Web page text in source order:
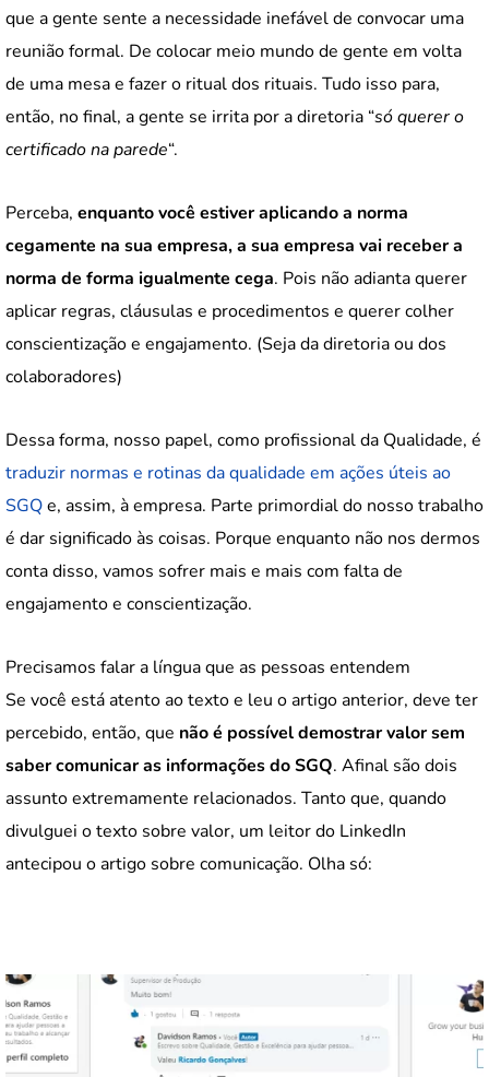
que a gente sente a necessidade inefável de convocar uma
reunião formal. De colocar meio mundo de gente em volta
de uma mesa e fazer o ritual dos rituais. Tudo isso para,
então, no final, a gente se irrita por a diretoria “só querer o
certificado na parede“.
Perceba, enquanto você estiver aplicando a norma
cegamente na sua empresa, a sua empresa vai receber a
norma de forma igualmente cega. Pois não adianta querer
aplicar regras, cláusulas e procedimentos e querer colher
conscientização e engajamento. (Seja da diretoria ou dos
colaboradores)
Dessa forma, nosso papel, como profissional da Qualidade, é
traduzir normas e rotinas da qualidade em ações úteis ao
SGQe, assim, à empresa. Parte primordial do nosso trabalho
é dar significado às coisas. Porque enquanto não nos dermos
conta disso, vamos sofrer mais e mais com falta de
engajamento e conscientização.
Precisamos falar a língua que as pessoas entendem
Se você está atento ao texto e leu o artigo anterior, deve ter
percebido, então, que não é possível demostrar valor sem
saber comunicar as informações do SGQ. Afinal são dois
assunto extremamente relacionados. Tanto que, quando
divulguei o texto sobre valor, um leitor do LinkedIn
antecipou o artigo sobre comunicação. Olha só: